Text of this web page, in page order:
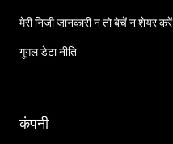
मेरी निजी जानकारी न तो बेचें न शेयर करें
गूगल डेटा नीति
कंपनी